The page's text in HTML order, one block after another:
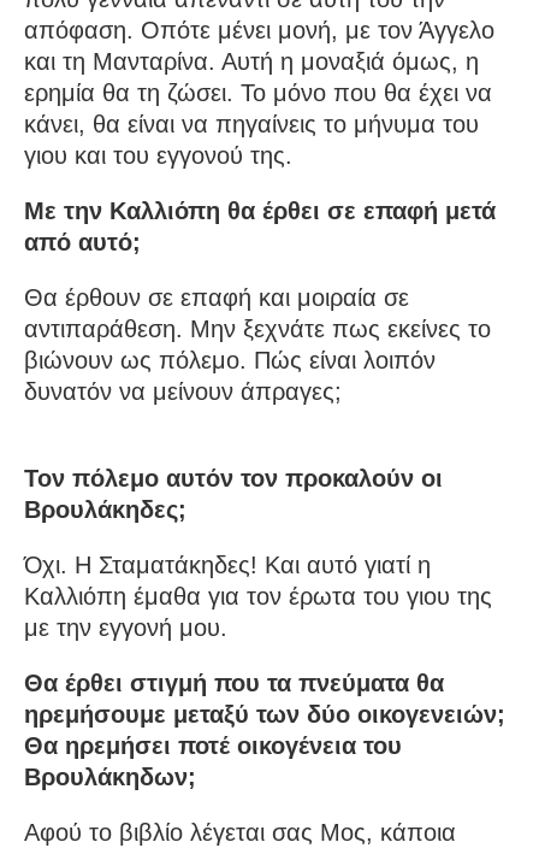
απόφαση. Οπότε μένει μονή, με τον Άγγελο
και τη Μανταρίνα. Αυτή η μοναξιά όμως, η
ερημία θα τη ζώσει. Το μόνο που θα έχει να
κάνει, θα είναι να πηγαίνεις το μήνυμα του
γιου και του εγγονού της.
Με την Καλλιόπη θα έρθει σε επαφή μετά
από αυτό;
Θα έρθουν σε επαφή και μοιραία σε
αντιπαράθεση. Μην ξεχνάτε πως εκείνες το
βιώνουν ως πόλεμο. Πώς είναι λοιπόν
δυνατόν να μείνουν άπραγες;
Τον πόλεμο αυτόν τον προκαλούν οι
Βρουλάκηδες;
Όχι. Η Σταματάκηδες! Και αυτό γιατί η
Καλλιόπη έμαθα για τον έρωτα του γιου της
με την εγγονή μου.
Θα έρθει στιγμή που τα πνεύματα θα
ηρεμήσουμε μεταξύ των δύο οικογενειών;
Θα ηρεμήσει ποτέ οικογένεια του
Βρουλάκηδων;
Αφού το βιβλίο λέγεται σας Μος, κάποια